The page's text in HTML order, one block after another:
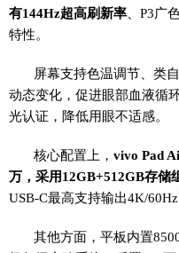
有144Hz超高刷新率 、P3广
特性。
屏幕支持色温调节、类
动态变化，促进眼部血液循
光认证，降低用眼不适感。
核心配置上， vivo Pad
万，采用12GB+512GB存储
USB-C最高支持输出4K/60Hz
其他方面，平板内置